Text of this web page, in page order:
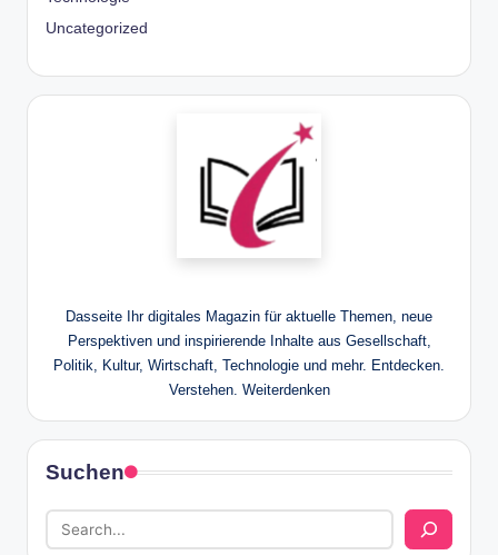
Uncategorized
Dasseite Ihr digitales Magazin für aktuelle Themen, neue
Perspektiven und inspirierende Inhalte aus Gesellschaft,
Politik, Kultur, Wirtschaft, Technologie und mehr. Entdecken.
Verstehen. Weiterdenken
Suchen